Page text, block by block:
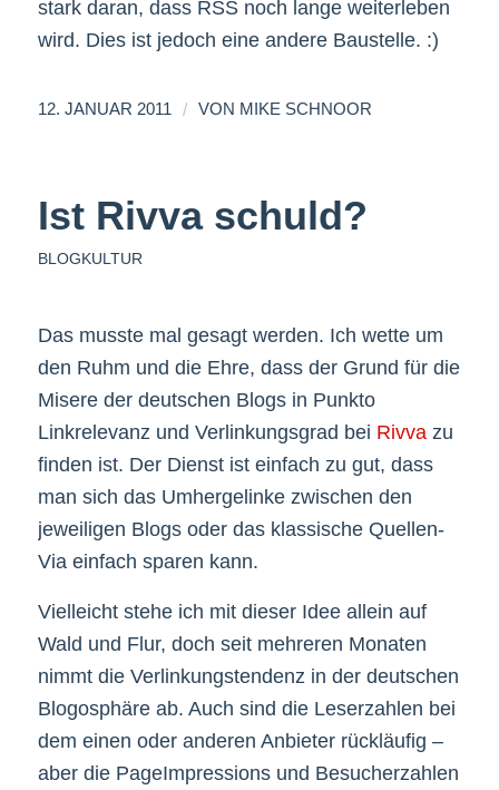
stark daran, dass RSS noch lange weiterleben
wird. Dies ist jedoch eine andere Baustelle. :)
12. JANUAR 2011 / VON MIKE SCHNOOR
Ist Rivva schuld?
BLOGKULTUR
Das musste mal gesagt werden. Ich wette um
den Ruhm und die Ehre, dass der Grund für die
Misere der deutschen Blogs in Punkto
Linkrelevanz und Verlinkungsgrad bei Rivvazu
finden ist. Der Dienst ist einfach zu gut, dass
man sich das Umhergelinke zwischen den
jeweiligen Blogs oder das klassische Quellen-
Via einfach sparen kann.
Vielleicht stehe ich mit dieser Idee allein auf
Wald und Flur, doch seit mehreren Monaten
nimmt die Verlinkungstendenz in der deutschen
Blogosphäre ab. Auch sind die Leserzahlen bei
dem einen oder anderen Anbieter rückläufig –
aber die PageImpressions und Besucherzahlen